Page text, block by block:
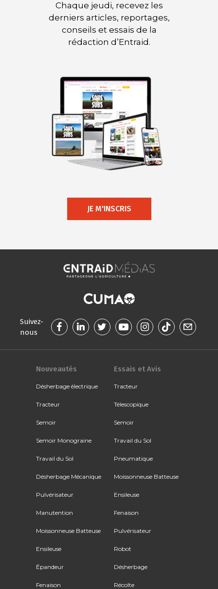
Chaque jeudi, recevez les
derniers articles, reportages,
conseils et essais de la
rédaction d’Entraid.
JE M'INSCRIS
Suivez-
nous
Nouveautés
Désherbage électrique
Tracteur
Semoir
Semoir Monograine
Travail du Sol
Désherbage Mécanique
Pulvérisateur
Manutention
Moissonneuse Batteuse
Ensileuse
Épandeur
Fenaison
Essais et Avis
Tracteur
Télescopique
Semoir
Travail du Sol
Pneumatique
Moissonneuse Batteuse
Ensileuse
Fenaison
Pulvérisateur
Robot
Désherbage
Récolte